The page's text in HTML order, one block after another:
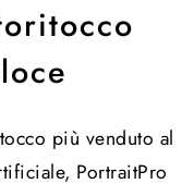
più venduto al
PortraitPro